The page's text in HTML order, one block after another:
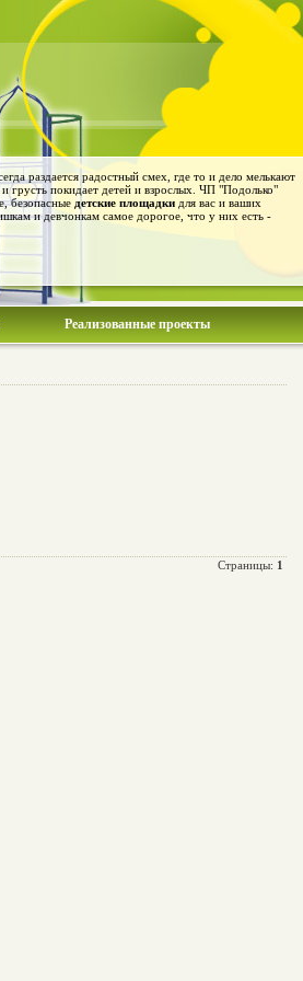
раздается радостный смех, где то и дело мелькают
и грусть покидает детей и взрослых. ЧП "Подолько"
безопасные детские площадки для вас и ваших
и девчонкам самое дорогое, что у них есть -
Реализованные проекты
Страницы: 1